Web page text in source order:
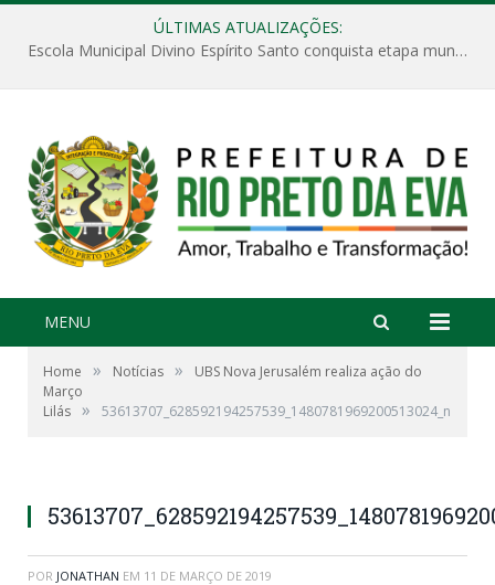
ÚLTIMAS ATUALIZAÇÕES:
Escola Municipal Divino Espírito Santo conquista etapa municipal da V Feira Amazonense de Matemática
MENU
Home » Notícias »
UBS Nova Jerusalém realiza ação do
Março
Lilás » 53613707_628592194257539_1480781969200513024_n
POR JONATHAN EM 11 DE MARÇO DE 2019